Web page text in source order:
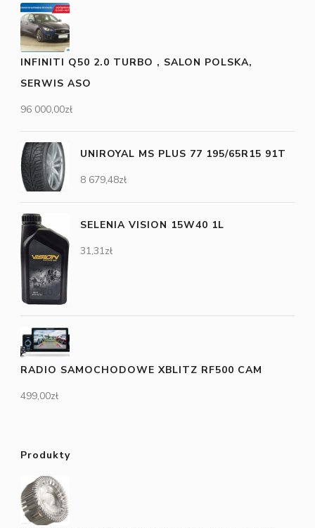
INFINITI Q50 2.0 TURBO , SALON POLSKA,
SERWIS ASO
96 000,00zł
UNIROYAL MS PLUS 77 195/65R15 91T
8 679,48zł
SELENIA VISION 15W40 1L
31,31zł
RADIO SAMOCHODOWE XBLITZ RF500 CAM
499,00zł
Produkty